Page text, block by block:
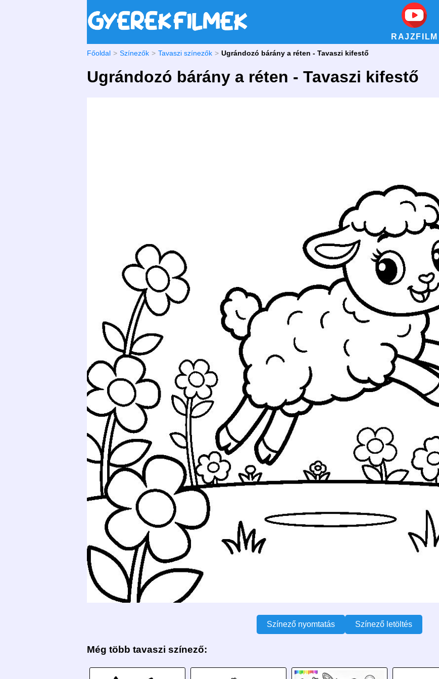
RAJZFILM
Főoldal Színezők Tavaszi színezők Ugrándozó bárány a réten - Tavaszi kifestő
Ugrándozó bárány a réten - Tavaszi kifestő
Színező nyomtatás Színező letöltés
Még több tavaszi színező: